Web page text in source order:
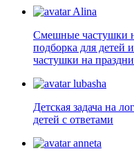
Alina
Смешные частушки
подборка для детей
частушки на
lubasha
Детская задача на
детей с ответами
anneta